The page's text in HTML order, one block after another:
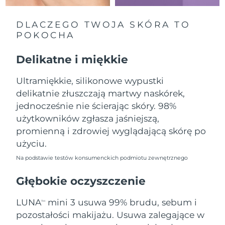
DLACZEGO TWOJA SKÓRA TO
POKOCHA
Delikatne i miękkie
Ultramiękkie, silikonowe wypustki
delikatnie złuszczają martwy naskórek,
jednocześnie nie ścierając skóry. 98%
użytkowników zgłasza jaśniejszą,
promienną i zdrowiej wyglądającą skórę po
użyciu.
Na podstawie testów konsumenckich podmiotu zewnętrznego
Głębokie oczyszczenie
LUNATM
mini 3 usuwa 99% brudu, sebum i
pozostałości makijażu. Usuwa zalegające w
Liban
Oczekiwany czas dostawy
Litwa
Oczekiwany czas dostawy
SRA Makau (Chiny)
Oczekiwany czas dostawy
11/08/2026
Malezja
Oczekiwany czas dostawy
12/08/2026
Malta
Oczekiwany czas dostawy
09/08/2026
Meksyk
Oczekiwany czas dostawy
Monako
Oczekiwany czas dostawy